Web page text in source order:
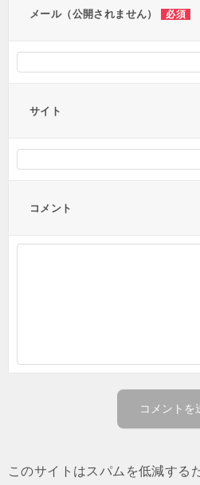
メール（公開されません） 必須
サイト
コメント
このサイトはスパムを低減する